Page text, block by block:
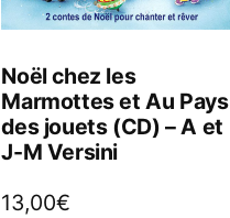
Noël chez les
Marmottes et Au Pays
des jouets (CD) – A et
J-M Versini
13,00€